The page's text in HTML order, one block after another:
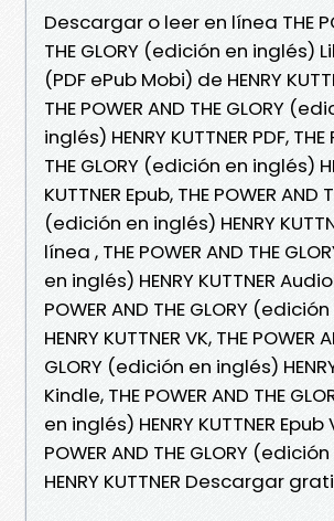
Descargar o leer en línea THE
THE GLORY (edición en inglés)
(PDF ePub Mobi) de HENRY
THE POWER AND THE GLORY
inglés) HENRY KUTTNER PDF, THE
THE GLORY (edición en inglés)
KUTTNER Epub, THE POWER AND
(edición en inglés) HENRY
línea , THE POWER AND THE
en inglés) HENRY KUTTNER
POWER AND THE GLORY
HENRY KUTTNER VK, THE POWER
GLORY (edición en inglés)
Kindle, THE POWER AND THE
en inglés) HENRY KUTTNER Epub
POWER AND THE GLORY
HENRY KUTTNER Descargar